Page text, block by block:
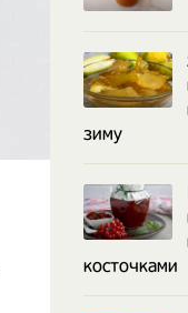
зиму
косточками